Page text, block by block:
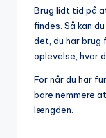
Brug lidt tid på
findes. Så kan
det, du har brug
oplevelse, hvor
For når du har
bare nemmere
længden.